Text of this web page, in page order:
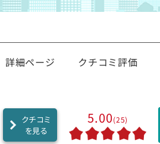
詳細ページ クチコミ評価
クチコミ
を見る
5.00(25)